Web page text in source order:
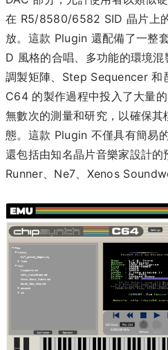
在 R5/8580/6582 SID 晶片上
放。這款 Plugin 還配備了一整
D 風格的合唱、多功能的環境
調製矩陣、Step Sequencer 和
C64 的製作過程中投入了大量
無數次的測量和研究，以確保
態。這款 Plugin 不僅具有簡易
還包括由知名晶片音樂家設計
Runner、Ne7、Xenos